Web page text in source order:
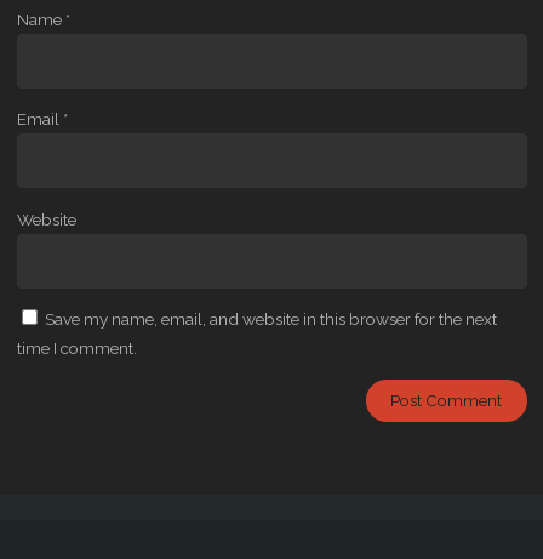
Name *
Email *
Website
Save my name, email, and website in this browser for the next
time I comment.